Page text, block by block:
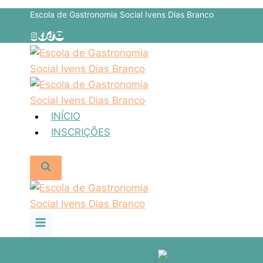
Escola de Gastronomia Social Ivens Dias Branco
INÍCIO
INSCRIÇÕES